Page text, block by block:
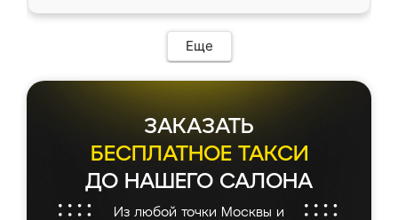
Еще
ЗАКАЗАТЬ
БЕСПЛАТНОЕ ТАКСИ
ДО НАШЕГО САЛОНА
Из любой точки Москвы и